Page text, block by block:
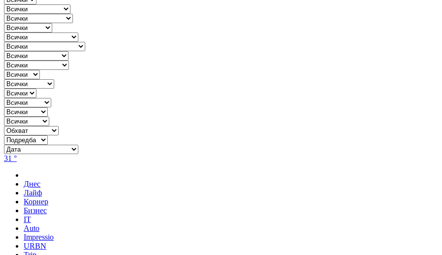
31 °
Днес
Лайф
Корнер
Бизнес
IT
Auto
Impressio
URBN